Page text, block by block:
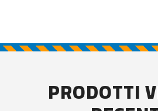
PRODOTTI